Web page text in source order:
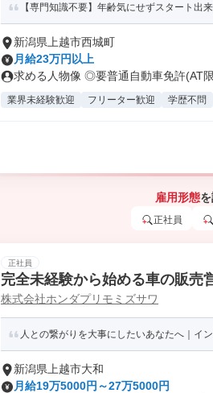
【専門知識不要】年齢気にせずスタート出
新潟県上越市西城町
月給23万円以上
求める人物像 ◎要普通自動車免許(AT
業界未経験歓迎 フリーター歓迎 学歴不問
雇用形態
正社員
正社員
完全未経験から始める車の販売
株式会社ホンダプリモミズサワ
人との繋がりを大事にしたいあなたへ｜イ
新潟県上越市大和
月給19万5000円～27万5000円